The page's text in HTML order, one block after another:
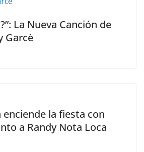
La Nueva Canción de
Garcè
enciende la fiesta con
a Randy Nota Loca